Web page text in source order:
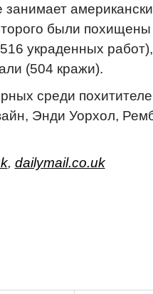
занимает
были
украденных
(504 кражи).
среди
Энди Уорхол,
, dailymail.co.uk